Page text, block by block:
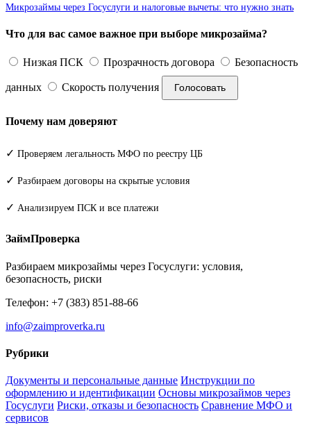
Микрозаймы через Госуслуги и налоговые вычеты: что нужно знать
Что для вас самое важное при выборе микрозайма?
Низкая ПСК Прозрачность договора Безопасность
данных Скорость получения Голосовать
Почему нам доверяют
✓ Проверяем легальность МФО по реестру ЦБ
✓ Разбираем договоры на скрытые условия
✓ Анализируем ПСК и все платежи
ЗаймПроверка
Разбираем микрозаймы через Госуслуги: условия,
безопасность, риски
Телефон: +7 (383) 851-88-66
info@zaimproverka.ru
Рубрики
Документы и персональные данные Инструкции по
оформлению и идентификации Основы микрозаймов через
Госуслуги Риски, отказы и безопасность Сравнение МФО и
сервисов